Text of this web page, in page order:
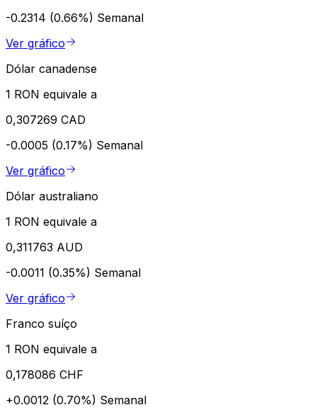
-0.2314 (0.66%) Semanal
Ver gráfico
Dólar canadense
1 RON equivale a
0,307269 CAD
-0.0005 (0.17%) Semanal
Ver gráfico
Dólar australiano
1 RON equivale a
0,311763 AUD
-0.0011 (0.35%) Semanal
Ver gráfico
Franco suíço
1 RON equivale a
0,178086 CHF
+0.0012 (0.70%) Semanal